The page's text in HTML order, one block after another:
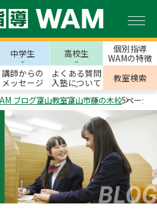
中学生 高校生
個別指導
WAMの特徴
講師からの
メッセージ
よくある質問
入塾について
教室検索
ブログ富山教室富山市藤の木校5ページ目